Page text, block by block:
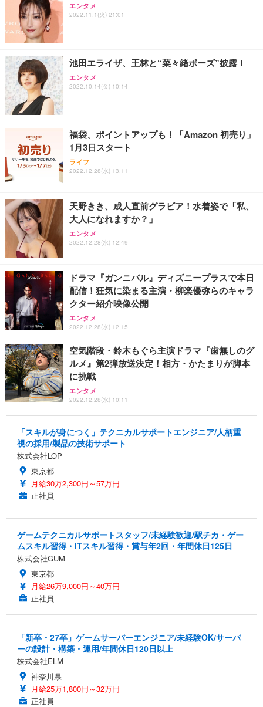
ANDWINT オフィスチェア デスクチェア 肘なし メ
ッシュ 通気性 ランバーサポート付き 腰サポート ガ
【MiniLED/24.5inch/280Hz/FHD】GRAPHT THE S
HOOTER Gaming Monitor 24” Essential ゲーミン
アイリスオーヤマ ペットシーツ 超厚型 お徳用 レギ
エンタメ
2022.11.1(火) 21:01
池田エライザ、王林と“菜々緒ポーズ”披露！
エンタメ
2022.10.14(金) 10:14
福袋、ポイントアップも！「Amazon 初売り」
1月3日スタート
ライフ
2022.12.28(水) 13:11
天野きき、成人直前グラビア！水着姿で「私、
大人になれますか？」
エンタメ
2022.12.28(水) 12:49
ドラマ『ガンニバル』ディズニープラスで本日
配信！狂気に染まる主演・柳楽優弥らのキャラ
クター紹介映像公開
エンタメ
2022.12.28(水) 12:15
空気階段・鈴木もぐら主演ドラマ『歯無しのグ
ルメ』第2弾放送決定！相方・かたまりが脚本
に挑戦
エンタメ
2022.12.28(水) 10:11
「スキルが身につく」テクニカルサポートエンジニア/人柄重
視の採用/製品の技術サポート
株式会社LOP
東京都
月給30万2,300円～57万円
正社員
ゲームテクニカルサポートスタッフ/未経験歓迎/駅チカ・ゲー
ムスキル習得・ITスキル習得・賞与年2回・年間休日125日
株式会社GUM
東京都
月給26万9,000円～40万円
正社員
「新卒・27卒」ゲームサーバーエンジニア/未経験OK/サーバ
ーの設計・構築・運用/年間休日120日以上
株式会社ELM
神奈川県
月給25万1,800円～32万円
正社員